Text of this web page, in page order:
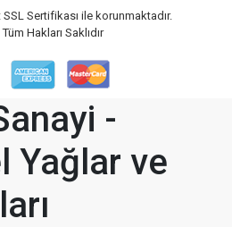
Sertifikası ile korunmaktadır.
Tüm Hakları Saklıdır
-
Yağlar ve